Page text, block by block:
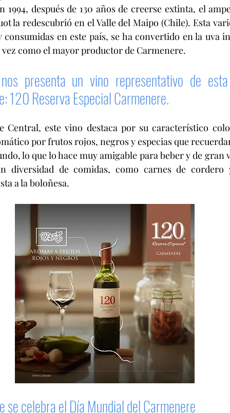
1994, después de 130 años de creerse extinta, el
la redescubrió en el Valle del Maipo (Chile). Esta
consumidas en este país, se ha convertido en la uva
vez como el mayor productor de Carmenere.
presenta un vino representativo de
120 Reserva Especial Carmenere.
Central, este vino destaca por su característico
por frutos rojos, negros y especias que
lo que lo hace muy amigable para beber y de gran
diversidad de comidas, como carnes de cordero
a la boloñesa.
se celebra el Día Mundial del Carmenere